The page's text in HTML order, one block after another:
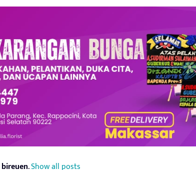
bireuen.Show all posts